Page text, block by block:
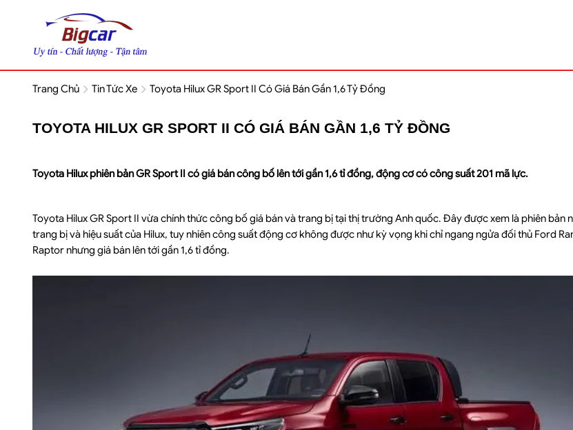
Trang Chủ Tin Tức Xe Toyota Hilux GR Sport II Có Giá Bán Gần 1,6 Tỷ Đồng
TOYOTA HILUX GR SPORT II CÓ GIÁ BÁN GẦN 1,6 TỶ ĐỒNG
Toyota Hilux phiên bản GR Sport II có giá bán công bố lên tới gần 1,6 tỉ đồng, động cơ có công suất 201 mã lực.
Toyota Hilux GR Sport II vừa chính thức công bố giá bán và trang bị tại thị trường Anh quốc. Đây được xem là phiên bản
trang bị và hiệu suất của Hilux, tuy nhiên công suất động cơ không được như kỳ vọng khi chỉ ngang ngửa đối thủ Ford
Raptor nhưng giá bán lên tới gần 1,6 tỉ đồng.